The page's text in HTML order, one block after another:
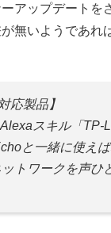
アップデートを
無いようであれ
応製品】
スキル「TP-
と一緒に使え
トワークを声ひ